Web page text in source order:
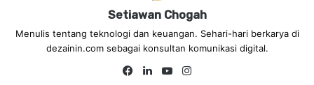
Setiawan Chogah
Menulis tentang teknologi dan keuangan. Sehari-hari berkarya di
dezainin.com sebagai konsultan komunikasi digital.
Fa
Lin
Yo